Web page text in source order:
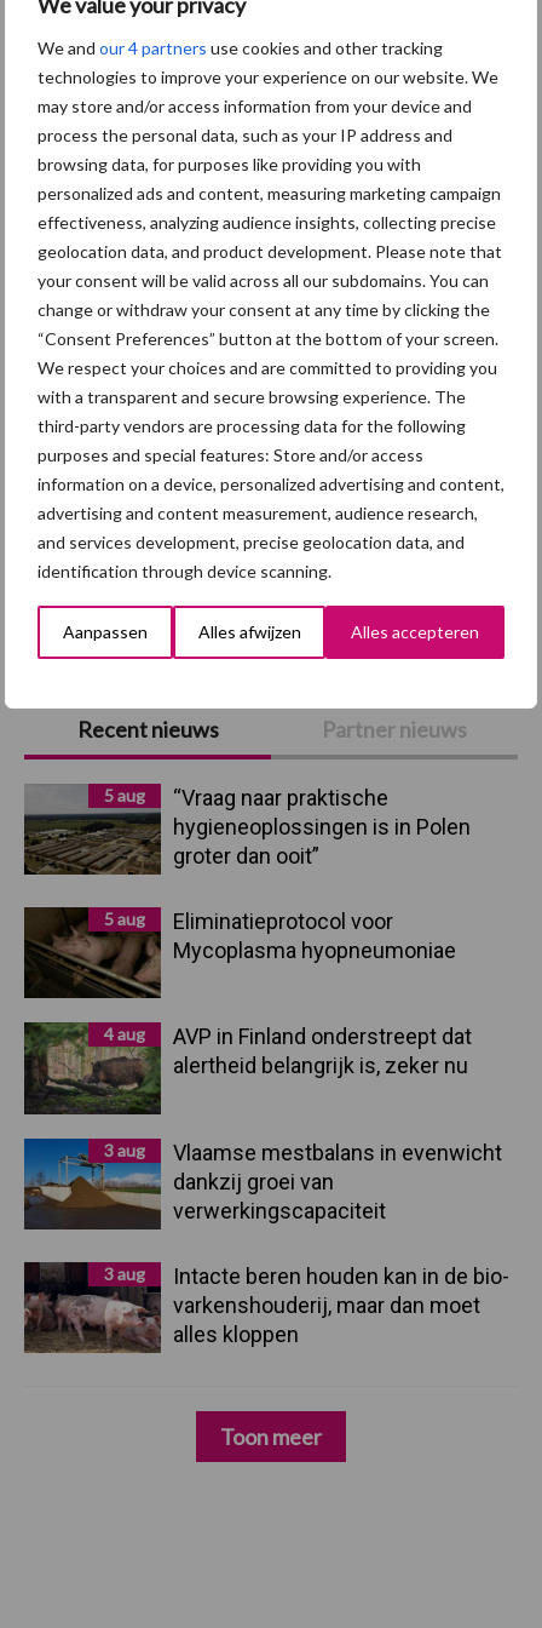
We and our 4 partners use cookies and other tracking
technologies to improve your experience on our website. We
may store and/or access information from your device and
process the personal data, such as your IP address and
browsing data, for purposes like providing you with
personalized ads and content, measuring marketing campaign
effectiveness, analyzing audience insights, collecting precise
geolocation data, and product development. Please note that
your consent will be valid across all our subdomains. You can
change or withdraw your consent at any time by clicking the
“Consent Preferences” button at the bottom of your screen.
We respect your choices and are committed to providing you
with a transparent and secure browsing experience. The
third-party vendors are processing data for the following
purposes and special features: Store and/or access
information on a device, personalized advertising and content,
advertising and content measurement, audience research,
and services development, precise geolocation data, and
identification through device scanning.
Aanpassen Alles afwijzen Alles accepteren
Primaire
Sidebar
Recent nieuws Partner nieuws
5 aug
“Vraag naar praktische
hygieneoplossingen is in Polen
groter dan ooit”
5 aug
Eliminatieprotocol voor
Mycoplasma hyopneumoniae
4 aug
AVP in Finland onderstreept dat
alertheid belangrijk is, zeker nu
3 aug
Vlaamse mestbalans in evenwicht
dankzij groei van
verwerkingscapaciteit
3 aug
Intacte beren houden kan in de bio-
varkenshouderij, maar dan moet
alles kloppen
Toon meer
Beste voederconversie niet
noodzakelijk meest
duurzaam
Themapagina
Diergezondheid Fokkerij Huisvesting
Bietenpulp Biggenmelk
Toon meer